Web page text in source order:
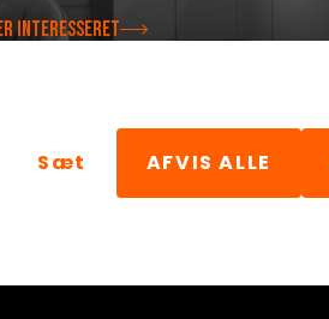
INTERESSERET
Sæt AFVIS ALLE